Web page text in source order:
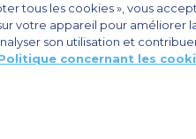
de site Sites web d’ACS
Nos bureaux
les cookies
Paramètres des
tous les cookies », vous
votre appareil pour améliorer
son utilisation et
concernant les